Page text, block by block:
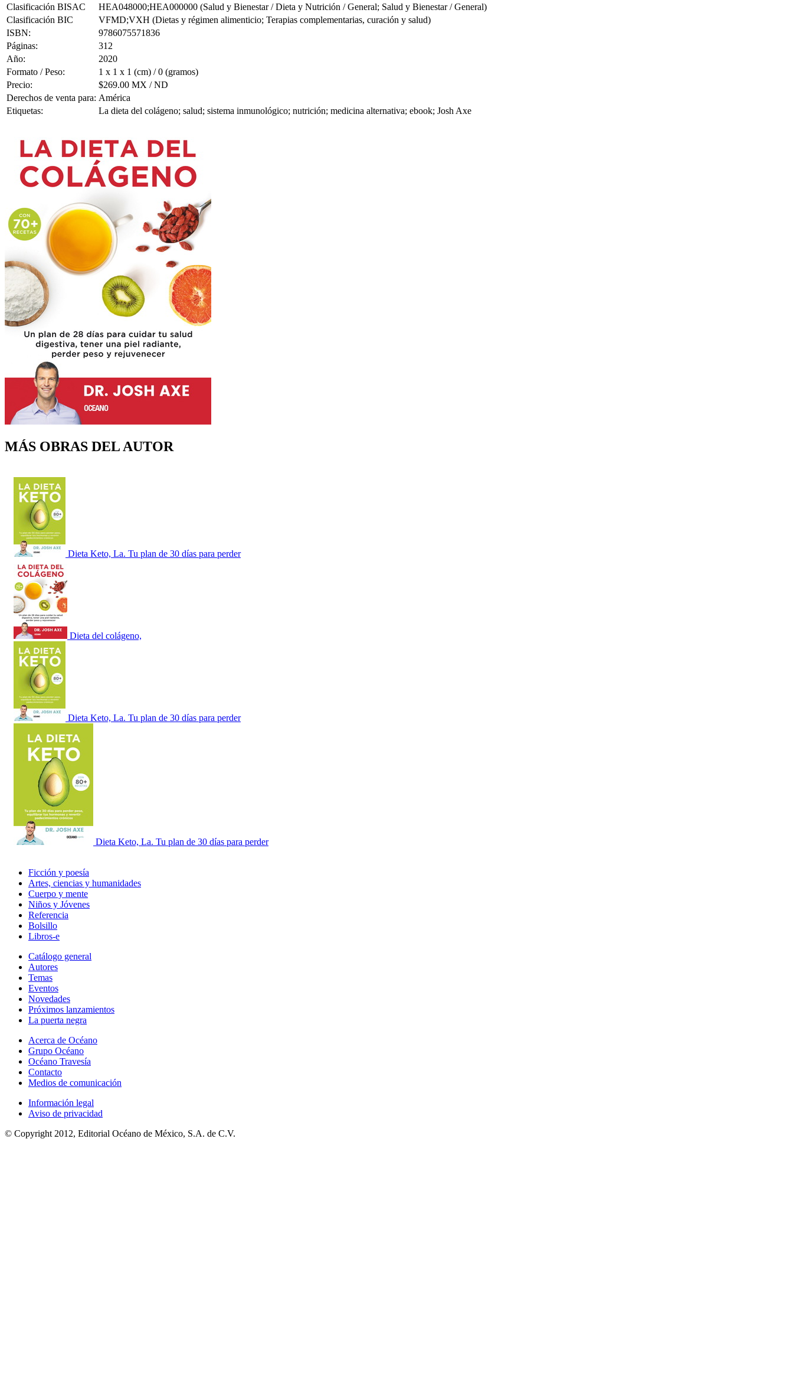
Clasificación BISAC
HEA048000;HEA000000 (Salud y Bienestar / Dieta y Nutrición / General; Salud y Bienestar / General)
Clasificación BIC
VFMD;VXH (Dietas y régimen alimenticio; Terapias complementarias, curación y salud)
ISBN:
9786075571836
Páginas:
312
Año:
2020
Formato / Peso:
1 x 1 x 1 (cm) / 0 (gramos)
Precio:
$269.00 MX / ND
Derechos de venta para: América
Etiquetas:
La dieta del colágeno; salud; sistema inmunológico; nutrición; medicina alternativa; ebook; Josh Axe
MÁS OBRAS DEL AUTOR
Dieta Keto, La. Tu plan de 30 días para perder
Dieta del colágeno,
Dieta Keto, La. Tu plan de 30 días para perder
Dieta Keto, La. Tu plan de 30 días para perder
Ficción y poesía
Artes, ciencias y humanidades
Cuerpo y mente
Niños y Jóvenes
Referencia
Bolsillo
Libros-e
Catálogo general
Autores
Temas
Eventos
Novedades
Próximos lanzamientos
La puerta negra
Acerca de Océano
Grupo Océano
Océano Travesía
Contacto
Medios de comunicación
Información legal
Aviso de privacidad
© Copyright 2012, Editorial Océano de México, S.A. de C.V.